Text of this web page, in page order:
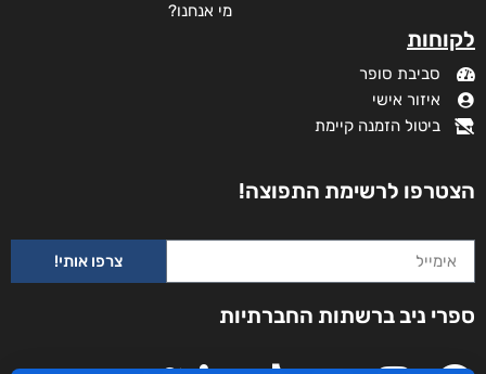
לקוחות
סביבת סופר
איזור אישי
ביטול הזמנה קיימת
מי אנחנו?
הצטרפו לרשימת התפוצה!
צרפו אותי!
ספרי ניב ברשתות החברתיות